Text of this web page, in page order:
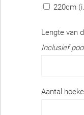
220cm
Lengte van
Inclusief
Aantal